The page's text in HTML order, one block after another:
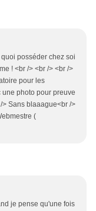
posséder chez soi
! <br /> <br /> <br />
pour les
une photo pour preuve
> Sans blaaague<br />
(
je pense qu'une fois